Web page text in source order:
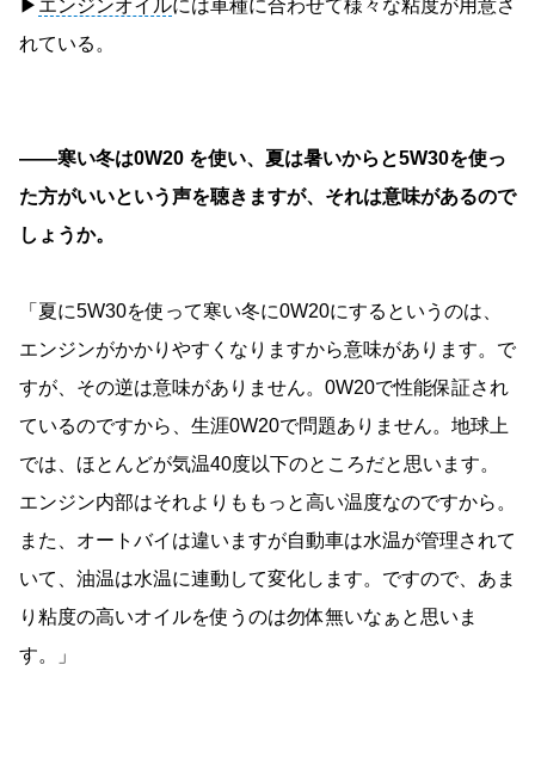
▶︎ エンジンオイルには車種に合わせて様々な粘度が用意さ
れている。
――寒い冬は0W20 を使い、夏は暑いからと5W30を使っ
た方がいいという声を聴きますが、それは意味があるので
しょうか。
「夏に5W30を使って寒い冬に0W20にするというのは、
エンジンがかかりやすくなりますから意味があります。で
すが、その逆は意味がありません。0W20で性能保証され
ているのですから、生涯0W20で問題ありません。地球上
では、ほとんどが気温40度以下のところだと思います。
エンジン内部はそれよりももっと高い温度なのですから。
また、オートバイは違いますが自動車は水温が管理されて
いて、油温は水温に連動して変化します。ですので、あま
り粘度の高いオイルを使うのは勿体無いなぁと思いま
す。」